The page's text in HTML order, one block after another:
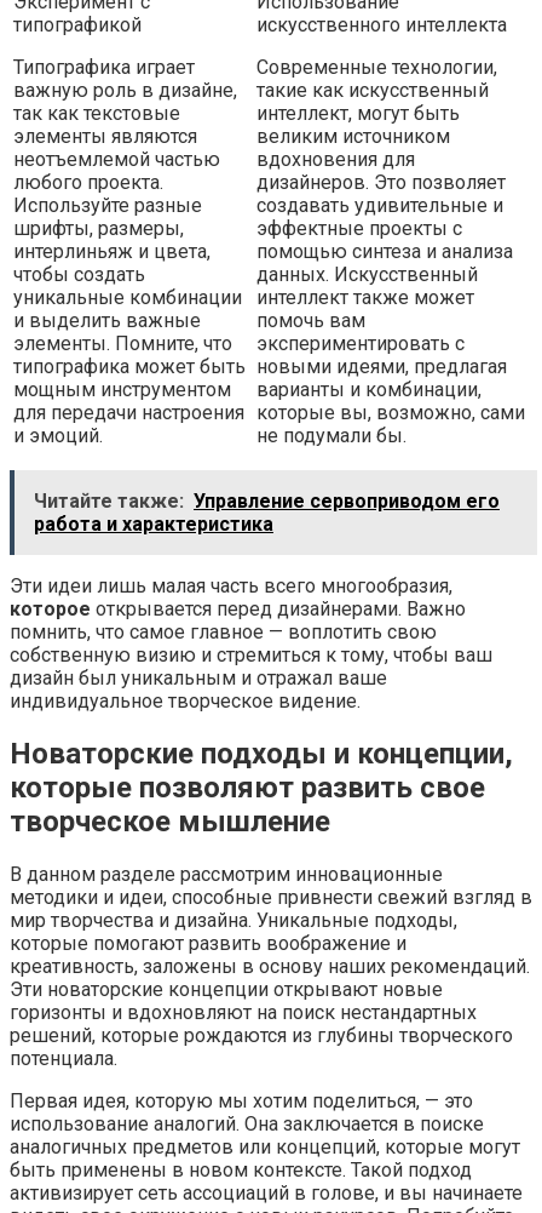
типографикой
Типографика играет
важную роль в дизайне,
так как текстовые
элементы являются
неотъемлемой частью
любого проекта.
Используйте разные
шрифты, размеры,
интерлиньяж и цвета,
чтобы создать
уникальные комбинации
и выделить важные
элементы. Помните, что
типографика может быть
мощным инструментом
для передачи настроения
и эмоций.
искусственного интеллекта
Современные технологии,
такие как искусственный
интеллект, могут быть
великим источником
вдохновения для
дизайнеров. Это позволяет
создавать удивительные и
эффектные проекты с
помощью синтеза и анализа
данных. Искусственный
интеллект также может
помочь вам
экспериментировать с
новыми идеями, предлагая
варианты и комбинации,
которые вы, возможно, сами
не подумали бы.
Читайте также: Управление сервоприводом его
работа и характеристика
Эти идеи лишь малая часть всего многообразия,
которое открывается перед дизайнерами. Важно
помнить, что самое главное — воплотить свою
собственную визию и стремиться к тому, чтобы ваш
дизайн был уникальным и отражал ваше
индивидуальное творческое видение.
Новаторские подходы и концепции,
которые позволяют развить свое
творческое мышление
В данном разделе рассмотрим инновационные
методики и идеи, способные привнести свежий взгляд в
мир творчества и дизайна. Уникальные подходы,
которые помогают развить воображение и
креативность, заложены в основу наших рекомендаций.
Эти новаторские концепции открывают новые
горизонты и вдохновляют на поиск нестандартных
решений, которые рождаются из глубины творческого
потенциала.
Первая идея, которую мы хотим поделиться, — это
использование аналогий. Она заключается в поиске
аналогичных предметов или концепций, которые могут
быть применены в новом контексте. Такой подход
активизирует сеть ассоциаций в голове, и вы начинаете